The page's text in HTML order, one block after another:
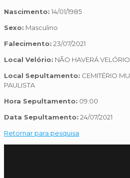
Nascimento: 14/01/1985
Sexo: Masculino
Falecimento: 23/07/2021
Local Velório: NÃO HAVERÁ VELÓRIO
Local Sepultamento: CEMITÉRIO
PAULISTA
Hora Sepultamento: 09:00
Data Sepultamento: 24/07/2021
Retornar para pesquisa